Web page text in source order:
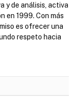
y de análisis, activa
en 1999. Con más
es ofrecer una
respeto hacia